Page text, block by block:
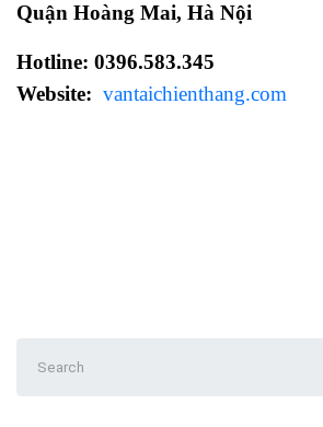
Quận Hoàng Mai, Hà Nội
Hotline: 0396.583.345
Website: vantaichienthang.com
for: